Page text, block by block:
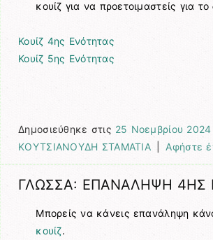
κουίζ για να προετοιμαστείς για
Κουίζ 4ης Ενότητας
Κουίζ 5ης Ενότητας
Δημοσιεύθηκε στις 25 Νοεμβρίου 2024
ΚΟΥΤΣΙΑΝΟΥΔΗ ΣΤΑΜΑΤΙΑ
Αφήστε
ΓΛΩΣΣΑ: ΕΠΑΝΑΛΗΨΗ 4ΗΣ
Μπορείς να κάνεις επανάληψη
κουίζ.